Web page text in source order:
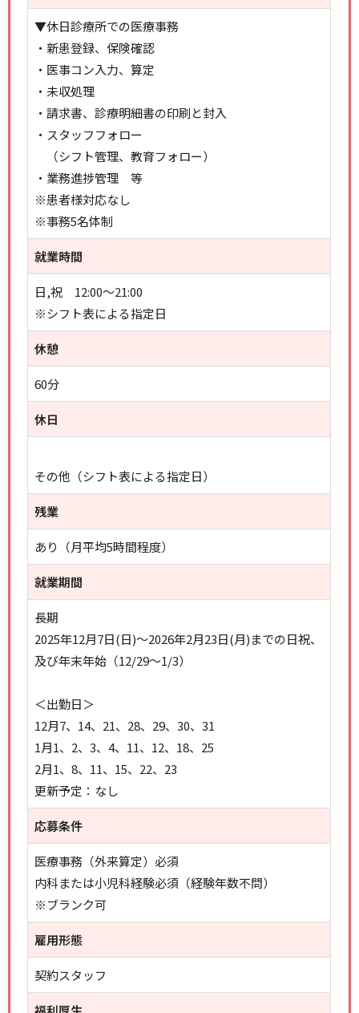
▼休日診療所での医療事務
・新患登録、保険確認
・医事コン入力、算定
・未収処理
・請求書、診療明細書の印刷と封入
・スタッフフォロー
（シフト管理、教育フォロー）
・業務進捗管理 等
※患者様対応なし
※事務5名体制
就業時間
日,祝 12:00～21:00
※シフト表による指定日
休憩
60分
休日
その他（シフト表による指定日）
残業
あり（月平均5時間程度）
就業期間
長期
2025年12月7日(日)～2026年2月23日(月)までの日祝、
及び年末年始（12/29～1/3）
＜出勤日＞
12月7、14、21、28、29、30、31
1月1、2、3、4、11、12、18、25
2月1、8、11、15、22、23
更新予定：なし
応募条件
医療事務（外来算定）必須
内科または小児科経験必須（経験年数不問）
※ブランク可
雇用形態
契約スタッフ